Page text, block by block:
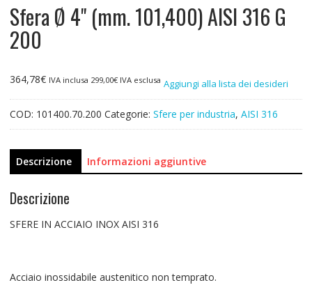
Sfera Ø 4" (mm. 101,400) AISI 316 G
200
364,78€ IVA inclusa 299,00€IVA esclusa Aggiungi alla lista dei desideri
COD: 101400.70.200 Categorie: Sfere per industria, AISI 316
Descrizione Informazioni aggiuntive
Descrizione
SFERE IN ACCIAIO INOX AISI 316
Acciaio inossidabile austenitico non temprato.